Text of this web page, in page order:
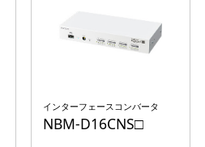
インターフェースコンバータ
NBM-D16CNS□